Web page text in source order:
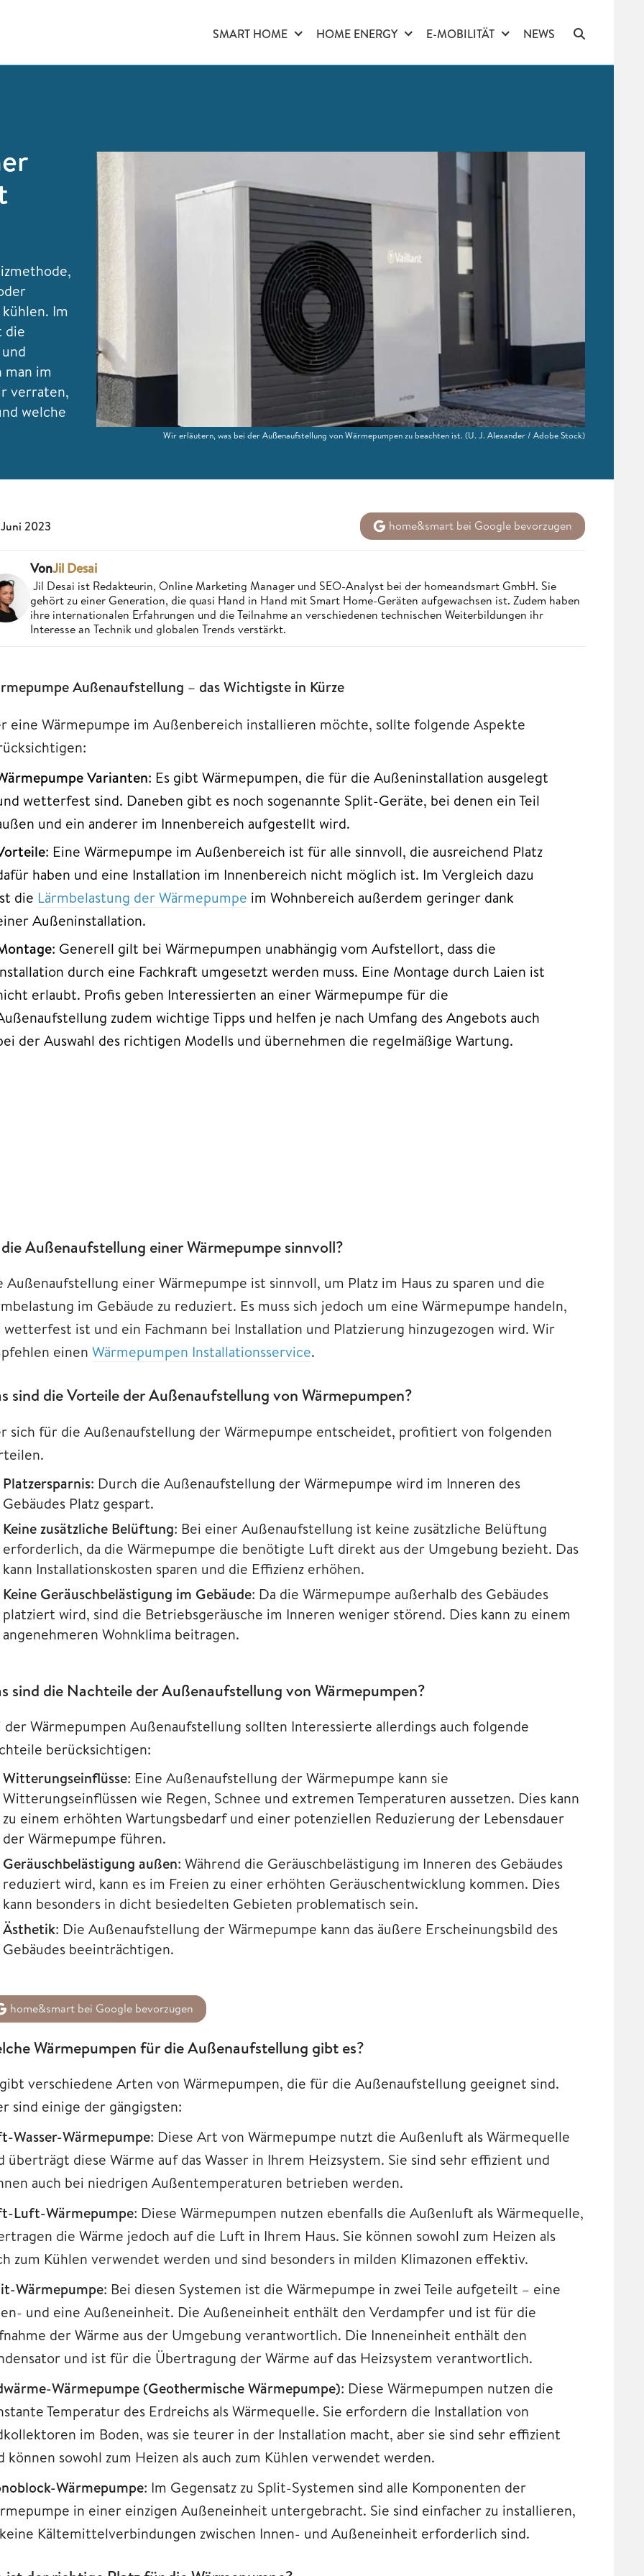
SMART HOME HOME ENERGY E-MOBILITÄT NEWS
Im
die
im
verraten,
welche
Wir erläutern, was bei der Außenaufstellung von Wärmepumpen zu beachten ist.(U. J. Alexander / Adobe Stock)
2023 home&smart bei Google bevorzugen
VonJil Desai
Jil Desai ist Redakteurin, Online Marketing Manager und SEO-Analyst bei der homeandsmart GmbH. Sie
gehört zu einer Generation, die quasi Hand in Hand mit Smart Home-Geräten aufgewachsen ist. Zudem haben
ihre internationalen Erfahrungen und die Teilnahme an verschiedenen technischen Weiterbildungen ihr
Interesse an Technik und globalen Trends verstärkt.
Außenaufstellung – das Wichtigste in Kürze
eine Wärmepumpe im Außenbereich installieren möchte, sollte folgende Aspekte
Varianten: Es gibt Wärmepumpen, die für die Außeninstallation ausgelegt
wetterfest sind. Daneben gibt es noch sogenannte Split-Geräte, bei denen ein Teil
und ein anderer im Innenbereich aufgestellt wird.
: Eine Wärmepumpe im Außenbereich ist für alle sinnvoll, die ausreichend Platz
haben und eine Installation im Innenbereich nicht möglich ist. Im Vergleich dazu
die Lärmbelastung der Wärmepumpe im Wohnbereich außerdem geringer dank
Außeninstallation.
: Generell gilt bei Wärmepumpen unabhängig vom Aufstellort, dass die
durch eine Fachkraft umgesetzt werden muss. Eine Montage durch Laien ist
erlaubt. Profis geben Interessierten an einer Wärmepumpe für die
zudem wichtige Tipps und helfen je nach Umfang des Angebots auch
der Auswahl des richtigen Modells und übernehmen die regelmäßige Wartung.
Außenaufstellung einer Wärmepumpe sinnvoll?
Außenaufstellung einer Wärmepumpe ist sinnvoll, um Platz im Haus zu sparen und die
im Gebäude zu reduziert. Es muss sich jedoch um eine Wärmepumpe handeln,
wetterfest ist und ein Fachmann bei Installation und Platzierung hinzugezogen wird. Wir
einen Wärmepumpen Installationsservice.
sind die Vorteile der Außenaufstellung von Wärmepumpen?
sich für die Außenaufstellung der Wärmepumpe entscheidet, profitiert von folgenden
Platzersparnis: Durch die Außenaufstellung der Wärmepumpe wird im Inneren des
Gebäudes Platz gespart.
Keine zusätzliche Belüftung: Bei einer Außenaufstellung ist keine zusätzliche Belüftung
erforderlich, da die Wärmepumpe die benötigte Luft direkt aus der Umgebung bezieht. Das
kann Installationskosten sparen und die Effizienz erhöhen.
Keine Geräuschbelästigung im Gebäude: Da die Wärmepumpe außerhalb des Gebäudes
platziert wird, sind die Betriebsgeräusche im Inneren weniger störend. Dies kann zu einem
angenehmeren Wohnklima beitragen.
sind die Nachteile der Außenaufstellung von Wärmepumpen?
der Wärmepumpen Außenaufstellung sollten Interessierte allerdings auch folgende
berücksichtigen:
Witterungseinflüsse: Eine Außenaufstellung der Wärmepumpe kann sie
Witterungseinflüssen wie Regen, Schnee und extremen Temperaturen aussetzen. Dies kann
zu einem erhöhten Wartungsbedarf und einer potenziellen Reduzierung der Lebensdauer
der Wärmepumpe führen.
Geräuschbelästigung außen: Während die Geräuschbelästigung im Inneren des Gebäudes
reduziert wird, kann es im Freien zu einer erhöhten Geräuschentwicklung kommen. Dies
kann besonders in dicht besiedelten Gebieten problematisch sein.​​​​​​
Ästhetik: Die Außenaufstellung der Wärmepumpe kann das äußere Erscheinungsbild des
Gebäudes beeinträchtigen.
home&smart bei Google bevorzugen
Wärmepumpen für die Außenaufstellung gibt es?
verschiedene Arten von Wärmepumpen, die für die Außenaufstellung geeignet sind.
sind einige der gängigsten:
Wasser-Wärmepumpe: Diese Art von Wärmepumpe nutzt die Außenluft als Wärmequelle
überträgt diese Wärme auf das Wasser in Ihrem Heizsystem. Sie sind sehr effizient und
auch bei niedrigen Außentemperaturen betrieben werden.
Luft-Wärmepumpe: Diese Wärmepumpen nutzen ebenfalls die Außenluft als Wärmequelle,
die Wärme jedoch auf die Luft in Ihrem Haus. Sie können sowohl zum Heizen als
zum Kühlen verwendet werden und sind besonders in milden Klimazonen effektiv.
Wärmepumpe: Bei diesen Systemen ist die Wärmepumpe in zwei Teile aufgeteilt – eine
und eine Außeneinheit. Die Außeneinheit enthält den Verdampfer und ist für die
der Wärme aus der Umgebung verantwortlich. Die Inneneinheit enthält den
und ist für die Übertragung der Wärme auf das Heizsystem verantwortlich.
Wärmepumpe (Geothermische Wärmepumpe): Diese Wärmepumpen nutzen die
Temperatur des Erdreichs als Wärmequelle. Sie erfordern die Installation von
im Boden, was sie teurer in der Installation macht, aber sie sind sehr effizient
können sowohl zum Heizen als auch zum Kühlen verwendet werden.
Wärmepumpe: Im Gegensatz zu Split-Systemen sind alle Komponenten der
in einer einzigen Außeneinheit untergebracht. Sie sind einfacher zu installieren,
Kältemittelverbindungen zwischen Innen- und Außeneinheit erforderlich sind.